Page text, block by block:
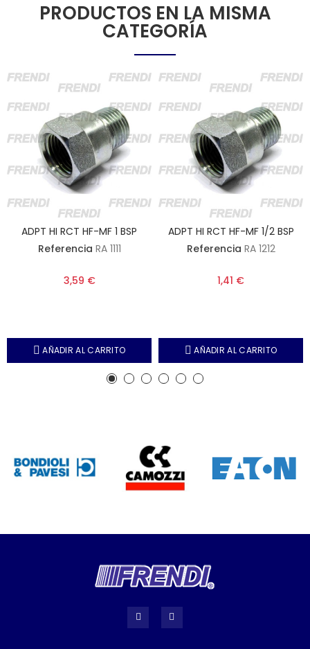
PRODUCTOS EN LA MISMA
CATEGORÍA
ADPT HI RCT HF-MF 1 BSP
Referencia RA 1111
3,59 €
AÑADIR AL CARRITO
ADPT HI RCT HF-MF 1/2 BSP
Referencia RA 1212
1,41 €
AÑADIR AL CARRITO